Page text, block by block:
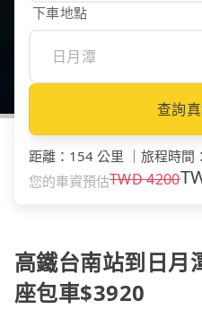
下車地點
查詢
距離 ： 154 公里 旅程時間 ：
您的車資預估TWD4200
高鐵台南站到日月
座包車$3920